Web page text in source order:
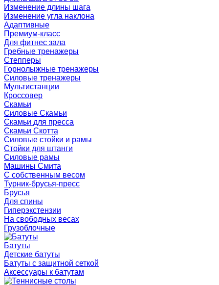
Изменение длины шага
Изменение угла наклона
Адаптивные
Премиум-класс
Для фитнес зала
Гребные тренажеры
Степперы
Горнолыжные тренажеры
Силовые тренажеры
Мультистанции
Кроссовер
Скамьи
Силовые Скамьи
Скамьи для пресса
Скамьи Скотта
Силовые стойки и рамы
Стойки для штанги
Силовые рамы
Машины Смита
C собственным весом
Турник-брусья-пресс
Брусья
Для спины
Гиперэкстензии
На свободных весах
Грузоблочные
Батуты
Детские батуты
Батуты с защитной сеткой
Аксессуары к батутам